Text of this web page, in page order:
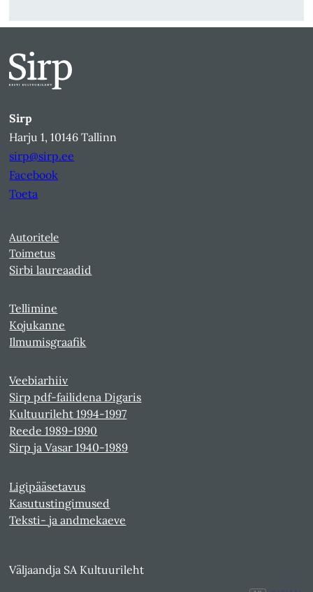
Sirp
Harju 1, 10146 Tallinn
sirp@sirp.ee
Facebook
Toeta
Autoritele
Toimetus
Sirbi laureaadid
Tellimine
Kojukanne
Ilmumisgraafik
Veebiarhiiv
Sirp pdf-failidena Digaris
Kultuurileht 1994-1997
Reede 1989-1990
Sirp ja Vasar 1940-1989
Ligipääsetavus
Kasutustingimused
Teksti- ja andmekaeve
Väljaandja SA Kultuurileht